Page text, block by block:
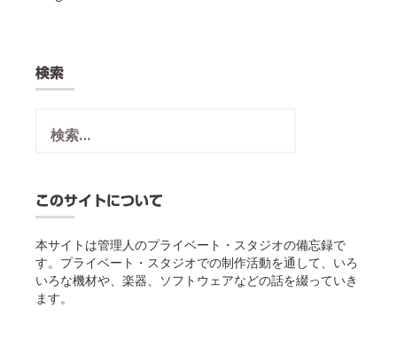
検索
このサイトについて
本サイトは管理人のプライベート・スタジオの備忘録で
す。プライベート・スタジオでの制作活動を通して、いろ
いろな機材や、楽器、ソフトウェアなどの話を綴っていき
ます。